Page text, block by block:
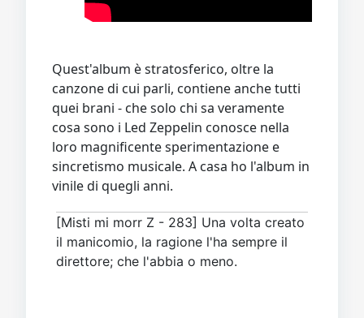
Quest'album è stratosferico, oltre la
canzone di cui parli, contiene anche tutti
quei brani - che solo chi sa veramente
cosa sono i Led Zeppelin conosce nella
loro magnificente sperimentazione e
sincretismo musicale. A casa ho l'album in
vinile di quegli anni.
[Misti mi morr Z - 283] Una volta creato
il manicomio, la ragione l'ha sempre il
direttore; che l'abbia o meno.